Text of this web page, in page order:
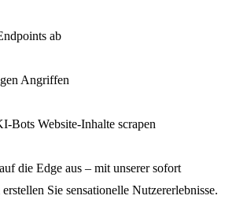
ab
Angriffen
Bots Website-Inhalte scrapen
die Edge aus – mit unserer sofort
Sie sensationelle Nutzererlebnisse.